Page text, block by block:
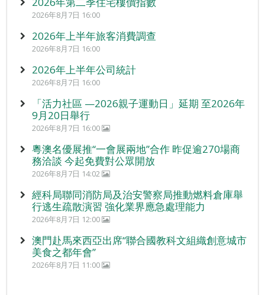
2026年8月7日 16:00
2026年上半年旅客消費調查
2026年8月7日 16:00
2026年上半年公司統計
2026年8月7日 16:00
「活力社區 —2026親子運動日」延期 至2026年
9月20日舉行
2026年8月7日 16:00
粵澳名優展推“一會展兩地”合作 昨促逾270場商
務洽談 今起免費對公眾開放
2026年8月7日 14:02
經科局聯同消防局及治安警察局推動燃料倉庫舉
行逃生疏散演習 強化業界應急處理能力
2026年8月7日 12:00
澳門赴馬來西亞出席“聯合國教科文組織創意城市
美食之都年會”
2026年8月7日 11:00